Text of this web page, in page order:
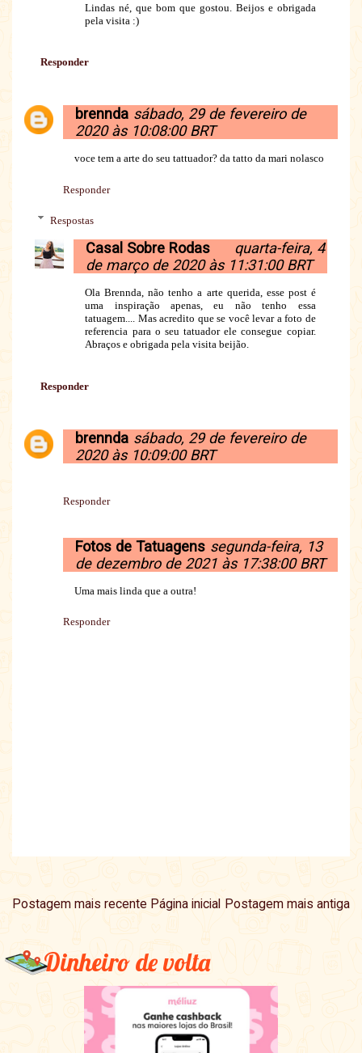
Lindas né, que bom que gostou. Beijos e obrigada
pela visita :)
Responder
brennda sábado, 29 de fevereiro de
2020 às 10:08:00 BRT
voce tem a arte do seu tattuador? da tatto da mari nolasco
Responder
Respostas
Casal Sobre Rodas
quarta-feira, 4
de março de 2020 às 11:31:00 BRT
Ola Brennda, não tenho a arte querida, esse post é
uma inspiração apenas, eu não tenho essa
tatuagem.... Mas acredito que se você levar a foto de
referencia para o seu tatuador ele consegue copiar.
Abraços e obrigada pela visita beijão.
Responder
brennda sábado, 29 de fevereiro de
2020 às 10:09:00 BRT
Responder
Fotos de Tatuagens segunda-feira, 13
de dezembro de 2021 às 17:38:00 BRT
Uma mais linda que a outra!
Responder
Postagem mais recente Postagem mais antiga
Página inicial
Dinheiro de volta